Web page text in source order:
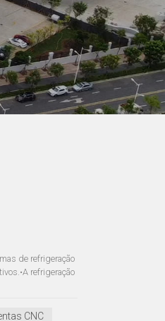
de refrigeração
refrigeração
CNC